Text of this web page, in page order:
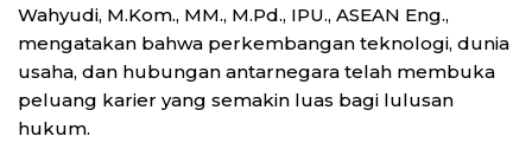
Wahyudi, M.Kom., MM., M.Pd., IPU., ASEAN Eng.,
mengatakan bahwa perkembangan teknologi, dunia
usaha, dan hubungan antarnegara telah membuka
peluang karier yang semakin luas bagi lulusan
hukum.